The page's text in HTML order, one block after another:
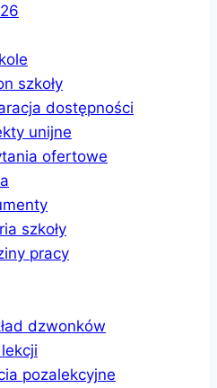
szkoły
dostępności
unijne
ofertowe
szkoły
pracy
dzwonków
pozalekcyjne